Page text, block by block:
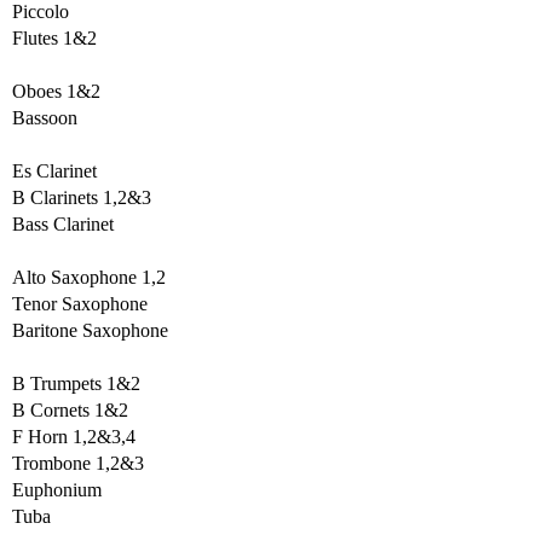
Piccolo
Flutes 1&2
Oboes 1&2
Bassoon
Es Clarinet
B Clarinets 1,2&3
Bass Clarinet
Alto Saxophone 1,2
Tenor Saxophone
Baritone Saxophone
B Trumpets 1&2
B Cornets 1&2
F Horn 1,2&3,4
Trombone 1,2&3
Euphonium
Tuba